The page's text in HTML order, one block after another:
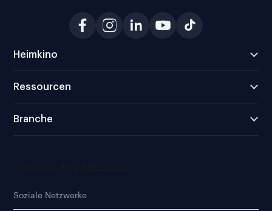
Heimkino
Ressourcen
Branche
Soziale Netzwerke